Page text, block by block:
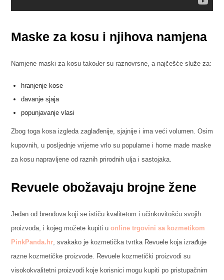
Maske za kosu i njihova namjena
Namjene maski za kosu također su raznovrsne, a najčešće služe za:
hranjenje kose
davanje sjaja
popunjavanje vlasi
Zbog toga kosa izgleda zaglađenije, sjajnije i ima veći volumen. Osim
kupovnih, u posljednje vrijeme vrlo su popularne i home made maske
za kosu napravljene od raznih prirodnih ulja i sastojaka.
Revuele obožavaju brojne žene
Jedan od brendova koji se ističu kvalitetom i učinkovitošću svojih
proizvoda, i kojeg možete kupiti u online trgovini sa kozmetikom
PinkPanda.hr, svakako je kozmetička tvrtka Revuele koja izrađuje
razne kozmetičke proizvode. Revuele kozmetički proizvodi su
visokokvalitetni proizvodi koje korisnici mogu kupiti po pristupačnim